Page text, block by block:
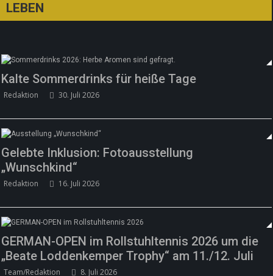
LEBEN
Kalte Sommerdrinks für heiße Tage
Redaktion 30. Juli 2026
Gelebte Inklusion: Fotoausstellung
„Wunschkind“
Redaktion 16. Juli 2026
GERMAN-OPEN im Rollstuhltennis 2026 um die
„Beate Loddenkemper Trophy“ am 11./12. Juli
Team/Redaktion 8. Juli 2026